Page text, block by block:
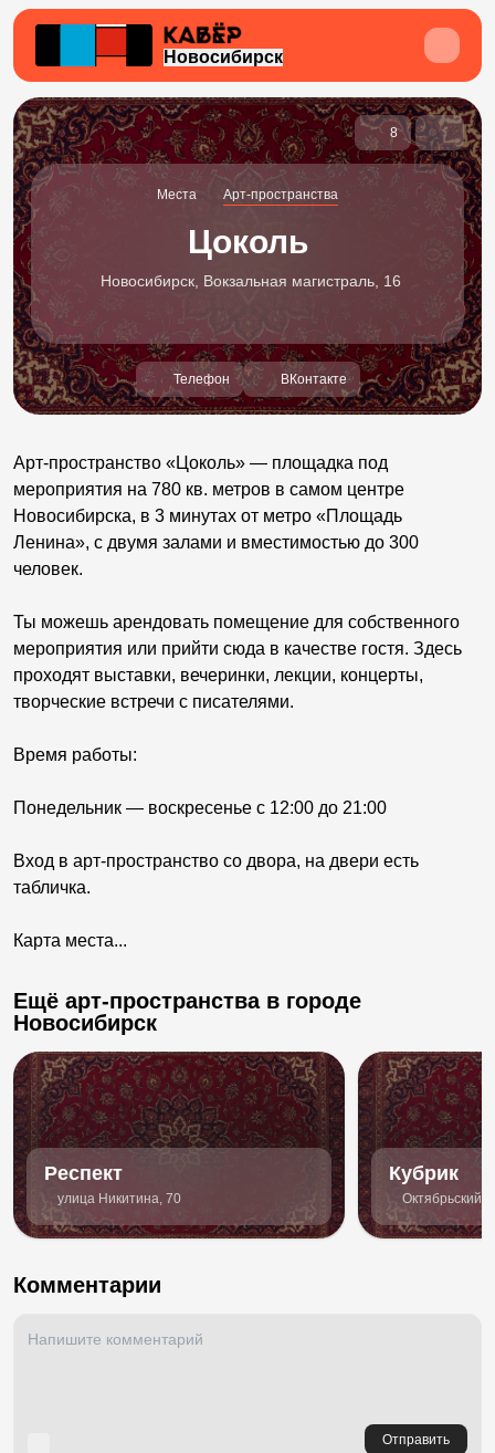
Новосибирск
8
Места Арт-пространства
Цоколь
Новосибирск, Вокзальная магистраль, 16
Телефон ВКонтакте
Арт-пространство «Цоколь» — площадка под
мероприятия на 780 кв. метров в самом центре
Новосибирска, в 3 минутах от метро «Площадь
Ленина», с двумя залами и вместимостью до 300
человек.
Ты можешь арендовать помещение для собственного
мероприятия или прийти сюда в качестве гостя. Здесь
проходят выставки, вечеринки, лекции, концерты,
творческие встречи с писателями.
Время работы:
Понедельник — воскресенье с 12:00 до 21:00
Вход в арт-пространство со двора, на двери есть
табличка.
Карта места...
Ещё арт-пространства в городе
Новосибирск
Респект
улица Никитина, 70
Кубрик
Октябрьский
Комментарии
Отправить